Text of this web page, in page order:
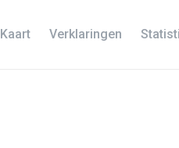
Kaart Verklaringen